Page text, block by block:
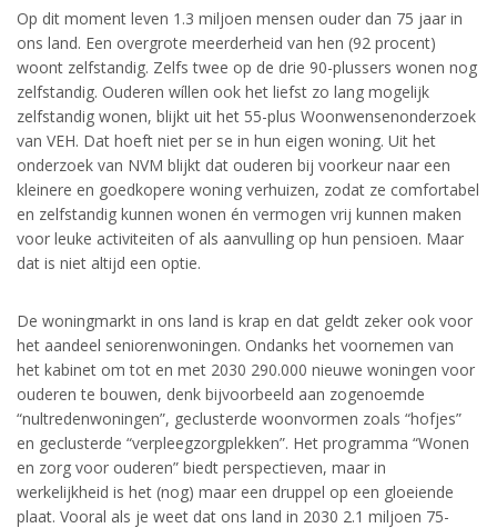
Op dit moment leven 1.3 miljoen mensen ouder dan 75 jaar in
ons land. Een overgrote meerderheid van hen (92 procent)
woont zelfstandig. Zelfs twee op de drie 90-plussers wonen nog
zelfstandig. Ouderen wíllen ook het liefst zo lang mogelijk
zelfstandig wonen, blijkt uit het 55-plus Woonwensenonderzoek
van VEH. Dat hoeft niet per se in hun eigen woning. Uit het
onderzoek van NVM blijkt dat ouderen bij voorkeur naar een
kleinere en goedkopere woning verhuizen, zodat ze comfortabel
en zelfstandig kunnen wonen én vermogen vrij kunnen maken
voor leuke activiteiten of als aanvulling op hun pensioen. Maar
dat is niet altijd een optie.
De woningmarkt in ons land is krap en dat geldt zeker ook voor
het aandeel seniorenwoningen. Ondanks het voornemen van
het kabinet om tot en met 2030 290.000 nieuwe woningen voor
ouderen te bouwen, denk bijvoorbeeld aan zogenoemde
“nultredenwoningen”, geclusterde woonvormen zoals “hofjes”
en geclusterde “verpleegzorgplekken”. Het programma “Wonen
en zorg voor ouderen” biedt perspectieven, maar in
werkelijkheid is het (nog) maar een druppel op een gloeiende
plaat. Vooral als je weet dat ons land in 2030 2.1 miljoen 75-